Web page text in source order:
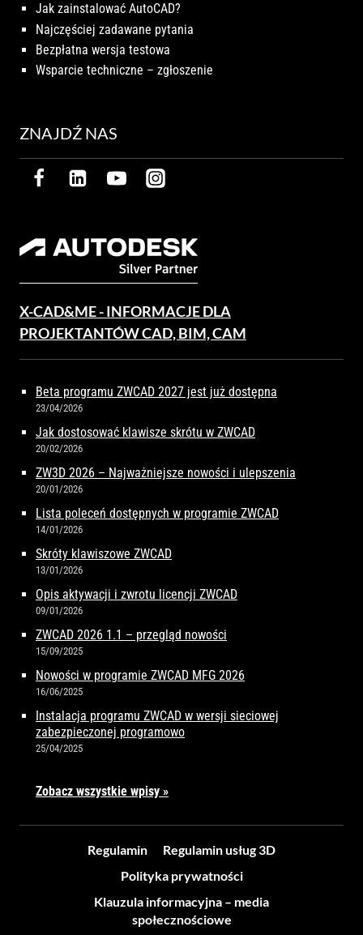
Jak zainstalować AutoCAD?
Najczęściej zadawane pytania
Bezpłatna wersja testowa
Wsparcie techniczne – zgłoszenie
ZNAJDŹ NAS
X-CAD&ME - INFORMACJE DLA
PROJEKTANTÓW CAD, BIM, CAM
Beta programu ZWCAD 2027 jest już dostępna
23/04/2026
Jak dostosować klawisze skrótu w ZWCAD
20/02/2026
ZW3D 2026 – Najważniejsze nowości i ulepszenia
20/01/2026
Lista poleceń dostępnych w programie ZWCAD
14/01/2026
Skróty klawiszowe ZWCAD
13/01/2026
Opis aktywacji i zwrotu licencji ZWCAD
09/01/2026
ZWCAD 2026 1.1 – przegląd nowości
15/09/2025
Nowości w programie ZWCAD MFG 2026
16/06/2025
Instalacja programu ZWCAD w wersji sieciowej
zabezpieczonej programowo
25/04/2025
Zobacz wszystkie wpisy »
Regulamin
Regulamin usług 3D
Polityka prywatności
Klauzula informacyjna – media
społecznościowe